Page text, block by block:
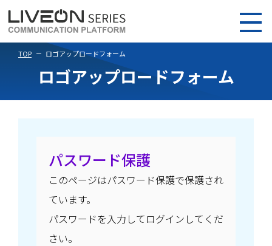
TOP ロゴアップロードフォーム
ロゴアップロードフォーム
パスワード保護
このページはパスワード保護で保護され
ています。
パスワードを入力してログインしてくだ
さい。